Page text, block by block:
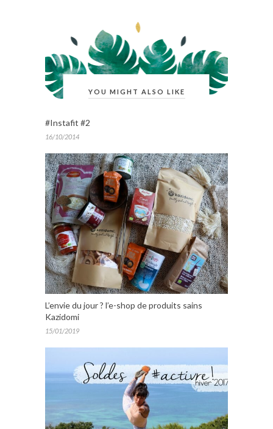
YOU MIGHT ALSO LIKE
#Instafit #2
16/10/2014
L’envie du jour ? l’e-shop de produits sains
Kazidomi
15/01/2019